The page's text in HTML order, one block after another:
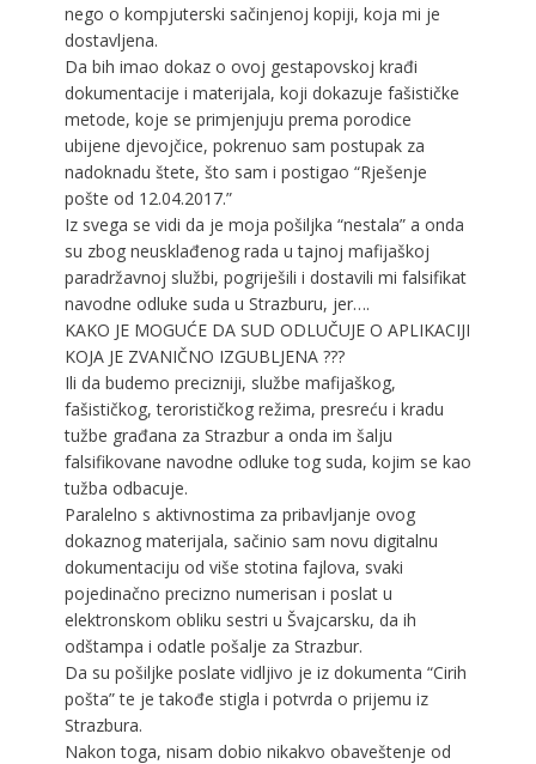
nego o kompjuterski sačinjenoj kopiji, koja mi je
dostavljena.
Da bih imao dokaz o ovoj gestapovskoj krađi
dokumentacije i materijala, koji dokazuje fašističke
metode, koje se primjenjuju prema porodice
ubijene djevojčice, pokrenuo sam postupak za
nadoknadu štete, što sam i postigao “Rješenje
pošte od 12.04.2017.”
Iz svega se vidi da je moja pošiljka “nestala” a onda
su zbog neusklađenog rada u tajnoj mafijaškoj
paradržavnoj službi, pogriješili i dostavili mi falsifikat
navodne odluke suda u Strazburu, jer….
KAKO JE MOGUĆE DA SUD ODLUČUJE O APLIKACIJI
KOJA JE ZVANIČNO IZGUBLJENA ???
Ili da budemo precizniji, službe mafijaškog,
fašističkog, terorističkog režima, presreću i kradu
tužbe građana za Strazbur a onda im šalju
falsifikovane navodne odluke tog suda, kojim se kao
tužba odbacuje.
Paralelno s aktivnostima za pribavljanje ovog
dokaznog materijala, sačinio sam novu digitalnu
dokumentaciju od više stotina fajlova, svaki
pojedinačno precizno numerisan i poslat u
elektronskom obliku sestri u Švajcarsku, da ih
odštampa i odatle pošalje za Strazbur.
Da su pošiljke poslate vidljivo je iz dokumenta “Cirih
pošta” te je takođe stigla i potvrda o prijemu iz
Strazbura.
Nakon toga, nisam dobio nikakvo obaveštenje od